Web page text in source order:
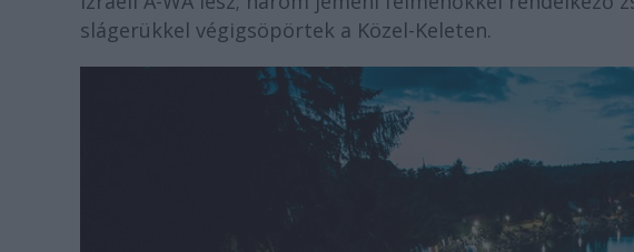
slágerükkel végigsöpörtek a Közel-Keleten.